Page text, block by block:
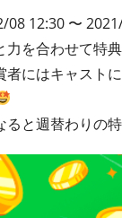
08 12:30 〜
力を合わせて特
者にはキャスト
ると週替わりの